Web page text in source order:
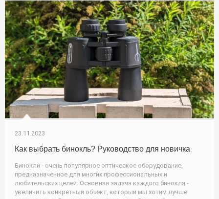
23.11.2023
Как выбрать бинокль? Руководство для новичка
Бинокли - очень популярное оптическое оборудование,
предназначенное для многих профессиональных и
любительских целей. Основная задача каждого бинокля -
увеличить конкретный объект, который мы хотим лучше